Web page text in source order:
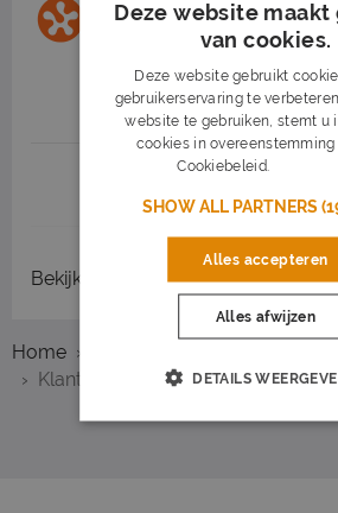
Medewerker voor GLS
2.700 tot 3.300 32 -
Bekijk recent gesloten vacatures
Home
Klantenservice
Deze website maakt
van cookies.
Deze website gebruikt
gebruikerservaring te
website te gebruiken, stemt u
cookies in
Cookiebeleid.
SHOW ALL PARTNERS
Alles accepteren
Alles afwijzen
DETAILS